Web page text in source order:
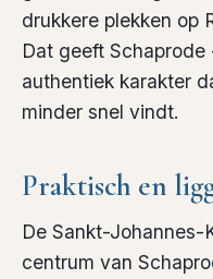
drukkere plekken op
Dat geeft
authentiek karakter
minder snel vindt.
Praktisch en
De Sankt-
centrum van